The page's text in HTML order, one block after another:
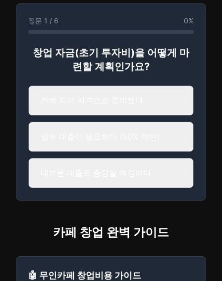
질문 1 / 6 0%
창업 자금(초기 투자비)을 어떻게 마
련할 계획인가요?
카페 창업 완벽 가이드
🤖 무인카페 창업비용 가이드